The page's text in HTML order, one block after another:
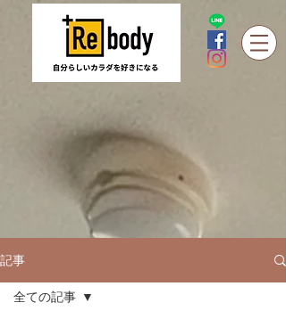
記事
全ての記事